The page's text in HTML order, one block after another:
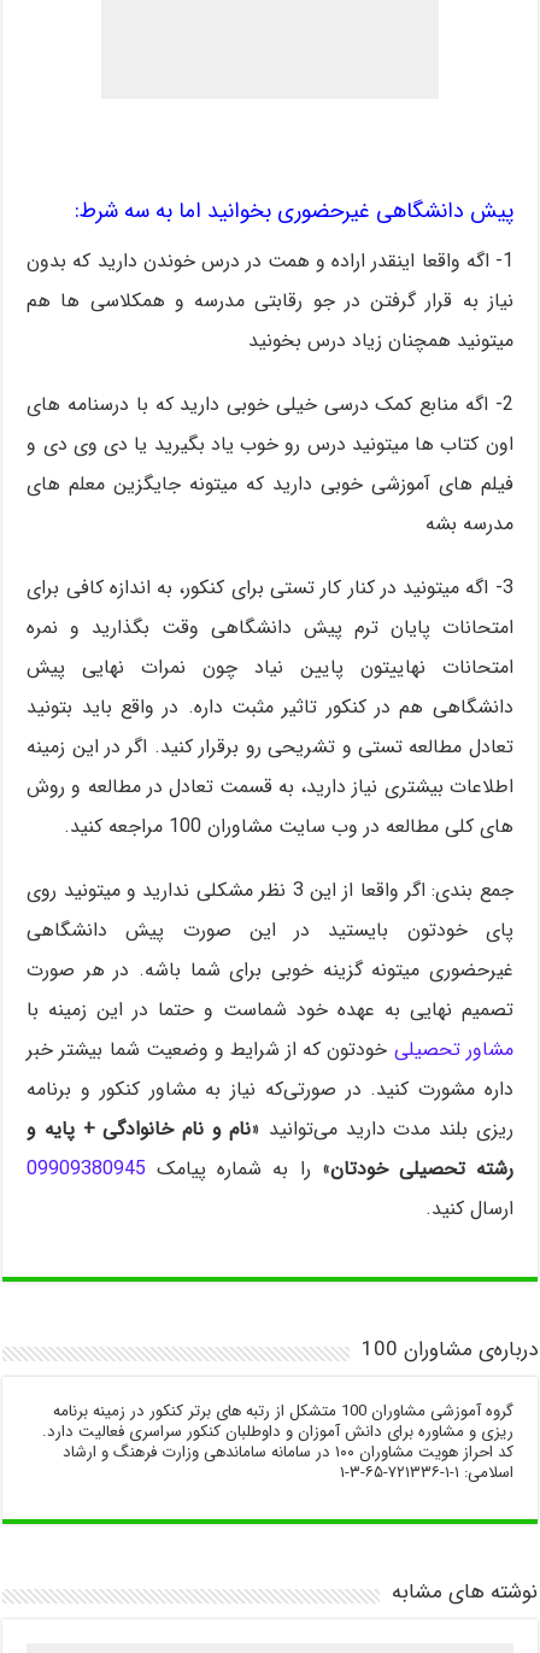
پیش دانشگاهی غیرحضوری بخوانید اما به سه شرط:
1- اگه واقعا اینقدر اراده و همت در درس خوندن دارید که بدون
نیاز به قرار گرفتن در جو رقابتی مدرسه و همکلاسی ها هم
میتونید همچنان زیاد درس بخونید
2- اگه منابع کمک درسی خیلی خوبی دارید که با درسنامه های
اون کتاب ها میتونید درس رو خوب یاد بگیرید یا دی وی دی و
فیلم های آموزشی خوبی دارید که میتونه جایگزین معلم های
مدرسه بشه
3- اگه میتونید در کنار کار تستی برای کنکور، به اندازه کافی برای
امتحانات پایان ترم پیش دانشگاهی وقت بگذارید و نمره
امتحانات نهاییتون پایین نیاد چون نمرات نهایی پیش
دانشگاهی هم در کنکور تاثیر مثبت داره. در واقع باید بتونید
تعادل مطالعه تستی و تشریحی رو برقرار کنید. اگر در این زمینه
اطلاعات بیشتری نیاز دارید، به قسمت تعادل در مطالعه و روش
های کلی مطالعه در وب سایت مشاوران 100 مراجعه کنید.
جمع بندی: اگر واقعا از این 3 نظر مشکلی ندارید و میتونید روی
پای خودتون بایستید در این صورت پیش دانشگاهی
غیرحضوری میتونه گزینه خوبی برای شما باشه. در هر صورت
تصمیم نهایی به عهده خود شماست و حتما در این زمینه با
مشاور تحصیلی خودتون که از شرایط و وضعیت شما بیشتر خبر
داره مشورت کنید. در صورتی‌که نیاز به مشاور کنکور و برنامه
ریزی بلند مدت دارید می‌توانید «نام و نام خانوادگی + پایه و
رشته تحصیلی خودتان» را به شماره پیامک 09909380945
ارسال کنید.
درباره‌ی مشاوران 100
گروه آموزشی مشاوران 100 متشکل از رتبه های برتر کنکور در زمینه برنامه
ریزی و مشاوره برای دانش آموزان و داوطلبان کنکور سراسری فعالیت دارد.
کد احراز هویت مشاوران ۱۰۰ در سامانه ساماندهی وزارت فرهنگ و ارشاد
اسلامی: ۱-۱-۷۲۱۳۳۶-۶۵-۳-۱
نوشته های مشابه